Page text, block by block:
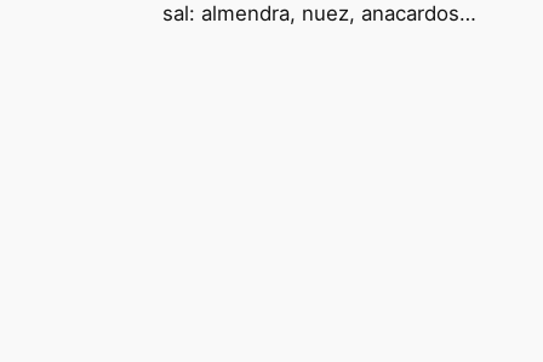
sal: almendra, nuez, anacardos…